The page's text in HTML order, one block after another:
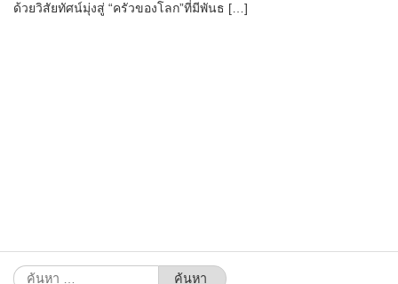
ด้วยวิสัยทัศน์มุ่งสู่ “ครัวของโลก”ที่มีพันธ […]
ค้นหา